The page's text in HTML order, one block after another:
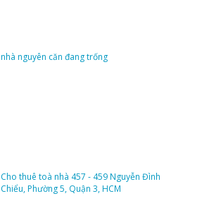
nhà nguyên căn đang trống
Cho thuê toà nhà 457 - 459 Nguyễn Đình
Chiểu, Phường 5, Quận 3, HCM